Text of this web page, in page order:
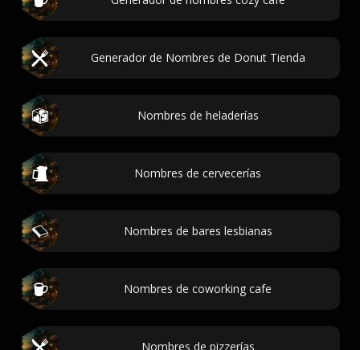
Generador de Nombres de Donut Tienda
Nombres de heladerías
Nombres de cervecerías
Nombres de bares lesbianas
Nombres de coworking cafe
Nombres de pizzerías